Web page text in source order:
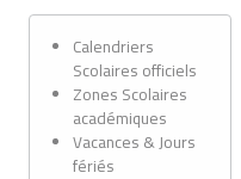
Calendriers
Scolaires officiels
Zones Scolaires
académiques
Vacances & Jours
fériés